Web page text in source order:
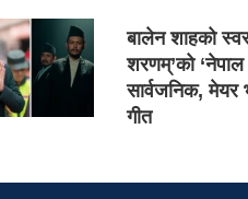
बालेन शाहको
शरणम्’को ‘नेपाल
सार्वजनिक, मेयर
गीत